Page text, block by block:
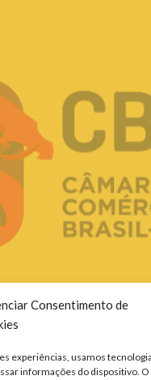
Consentimento de
experiências, usamos
informações do dispositivo.